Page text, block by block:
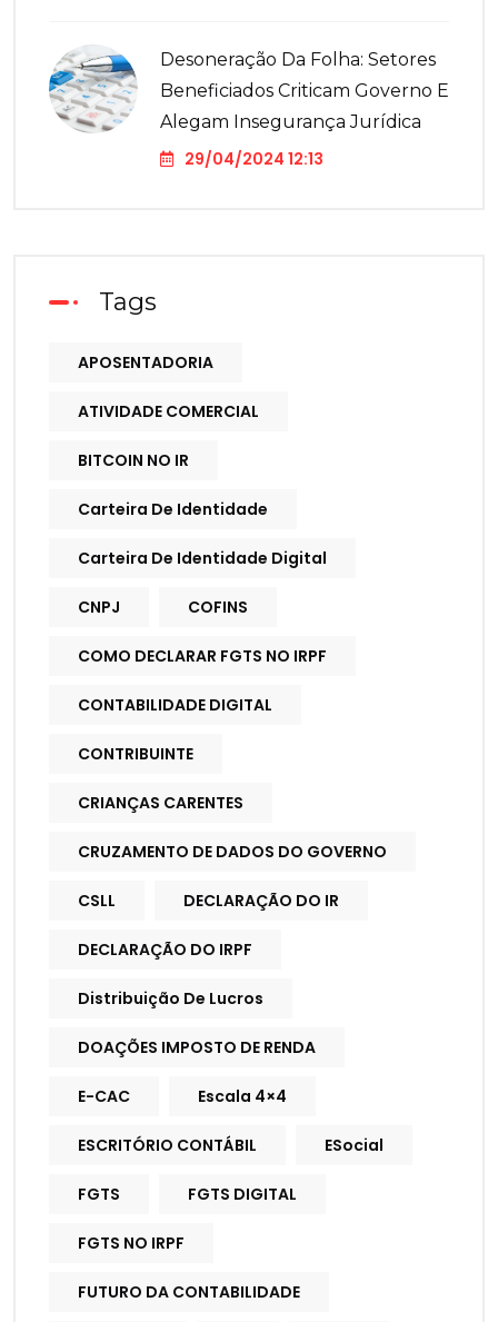
Desoneração Da Folha: Setores
Beneficiados Criticam Governo E
Alegam Insegurança Jurídica
29/04/2024 12:13
Tags
APOSENTADORIA
ATIVIDADE COMERCIAL
BITCOIN NO IR
Carteira De Identidade
Carteira De Identidade Digital
CNPJ COFINS
COMO DECLARAR FGTS NO IRPF
CONTABILIDADE DIGITAL
CONTRIBUINTE
CRIANÇAS CARENTES
CRUZAMENTO DE DADOS DO GOVERNO
CSLL DECLARAÇÃO DO IR
DECLARAÇÃO DO IRPF
Distribuição De Lucros
DOAÇÕES IMPOSTO DE RENDA
E-CAC Escala 4×4
ESCRITÓRIO CONTÁBIL ESocial
FGTS FGTS DIGITAL
FGTS NO IRPF
FUTURO DA CONTABILIDADE